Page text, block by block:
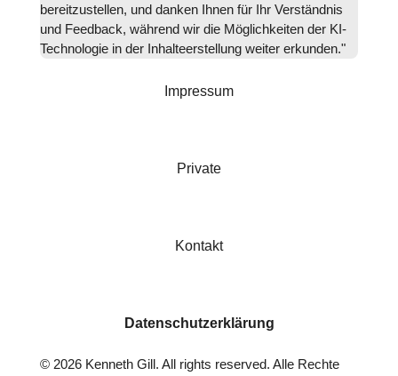
bereitzustellen, und danken Ihnen für Ihr Verständnis
und Feedback, während wir die Möglichkeiten der KI-
Technologie in der Inhalteerstellung weiter erkunden."
Impressum
Private
Kontakt
Datenschutzerklärung
© 2026Kenneth Gill. All rights reserved. Alle Rechte